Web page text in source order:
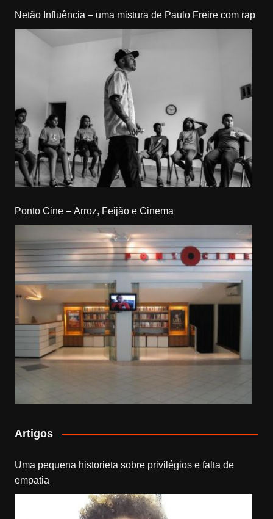
Netão Influência – uma mistura de Paulo Freire com rap
Ponto Cine – Arroz, Feijão e Cinema
Artigos
Uma pequena historieta sobre privilégios e falta de
empatia